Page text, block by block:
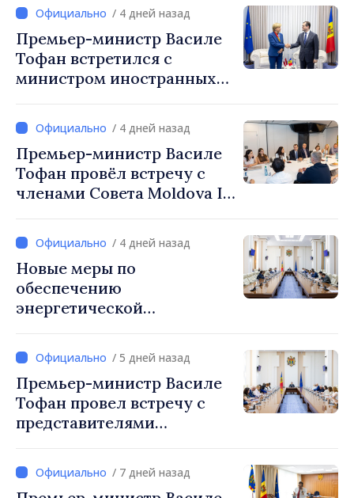
/ 4 дней назад
Премьер-министр Василе
Тофан встретился с
министром иностранных
/ 4 дней назад
Премьер-министр Василе
Тофан провёл встречу с
членами Совета Moldova IT
будет союзником IT-
индустрии» / 4 дней назад
Новые меры по
обеспечению
энергетической
водных ресурсов
утверждены Нацкомиссией
по управлению кризисами
/ 5 дней назад
Премьер-министр Василе
Тофан провел встречу с
представителями
организаций и агентств в
Республике Молдова
/ 7 дней назад